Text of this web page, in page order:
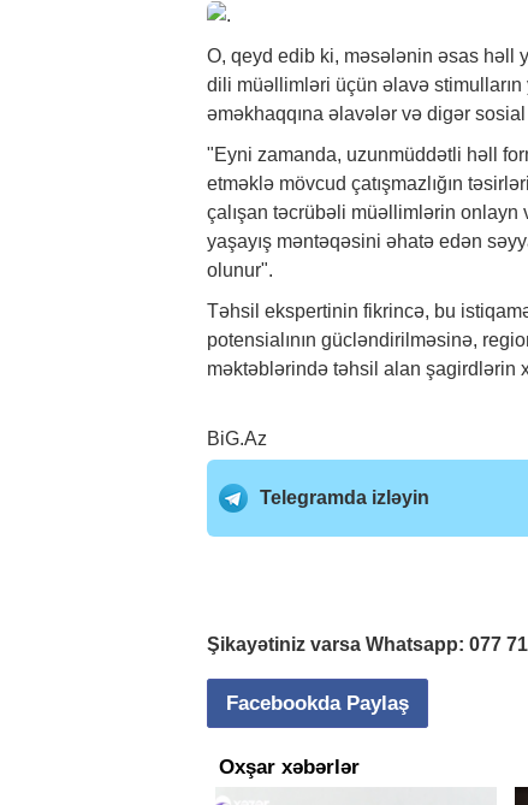
O, qeyd edib ki, məsələnin əsas həll
dili müəllimləri üçün əlavə stimulların
əməkhaqqına əlavələr və digər
"Eyni zamanda, uzunmüddətli həll
etməklə mövcud çatışmazlığın
çalışan təcrübəli müəllimlərin
yaşayış məntəqəsini əhatə edən
olunur".
Təhsil ekspertinin fikrincə, bu
potensialının gücləndirilməsinə,
məktəblərində təhsil alan şagirdlərin
BiG.Az
Telegramda izləyin
Şikayətiniz varsa Whatsapp: 077
Facebookda Paylaş
Oxşar xəbərlər